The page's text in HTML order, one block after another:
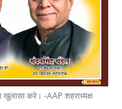
करे। -AAP शहराध्यक्ष